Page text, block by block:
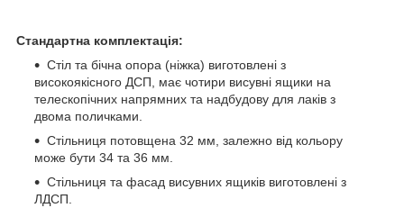
Стандартна комплектація:
Стіл та бічна опора (ніжка) виготовлені з
високоякісного ДСП, має чотири висувні ящики на
телескопічних напрямних та надбудову для лаків з
двома поличками.
Стільниця потовщена 32 мм, залежно від кольору
може бути 34 та 36 мм.
Стільниця та фасад висувних ящиків виготовлені з
ЛДСП.